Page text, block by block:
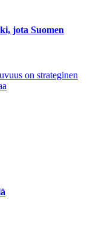
jota Suomen
on strateginen